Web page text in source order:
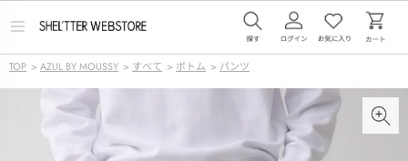
メ
ー
を
TOP > AZUL BY MOUSSY > すべて > ボトム > パンツ